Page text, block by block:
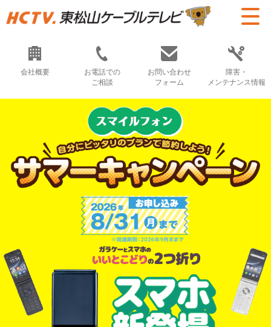
会社概要
お電話での
ご相談
お問い合わせ
フォーム
障害・
メンテナンス情報